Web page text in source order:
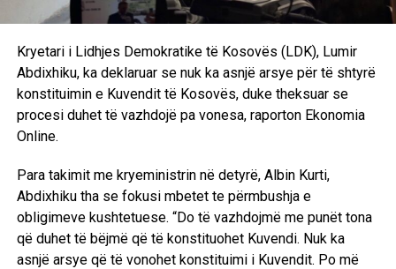
të jetë e përfaqësuar”, deklaroi Abdixhiku. /Ekonomia
Kryetari i Lidhjes Demokratike të Kosovës (LDK), Lumir
Abdixhiku, ka deklaruar se nuk ka asnjë arsye për të shtyrë
konstituimin e Kuvendit të Kosovës, duke theksuar se
procesi duhet të vazhdojë pa vonesa, raporton Ekonomia
Online.
Para takimit me kryeministrin në detyrë, Albin Kurti,
Abdixhiku tha se fokusi mbetet te përmbushja e
obligimeve kushtetuese. “Do të vazhdojmë me punët tona
që duhet të bëjmë që të konstituohet Kuvendi. Nuk ka
asnjë arsye që të vonohet konstituimi i Kuvendit. Po më